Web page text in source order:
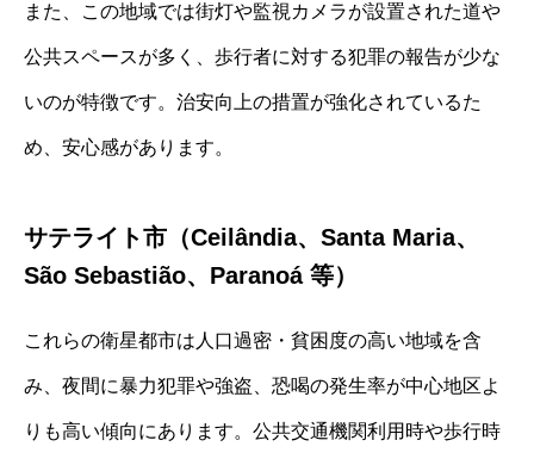
また、この地域では街灯や監視カメラが設置された道や
公共スペースが多く、歩行者に対する犯罪の報告が少な
いのが特徴です。治安向上の措置が強化されているた
め、安心感があります。
サテライト市（Ceilândia、Santa Maria、
São Sebastião、Paranoá 等）
これらの衛星都市は人口過密・貧困度の高い地域を含
み、夜間に暴力犯罪や強盗、恐喝の発生率が中心地区よ
りも高い傾向にあります。公共交通機関利用時や歩行時